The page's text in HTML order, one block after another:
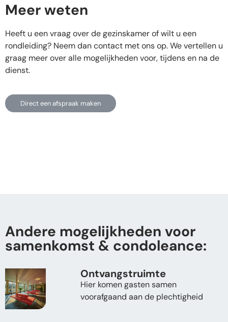
Meer weten
Heeft u een vraag over de gezinskamer of wilt u een
rondleiding? Neem dan contact met ons op. We vertellen u
graag meer over alle mogelijkheden voor, tijdens en na de
dienst.
Direct een afspraak maken
Andere mogelijkheden voor
samenkomst & condoleance:
Ontvangstruimte
Hier komen gasten samen
voorafgaand aan de plechtigheid